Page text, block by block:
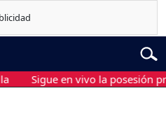
Sigue en vivo la posesión